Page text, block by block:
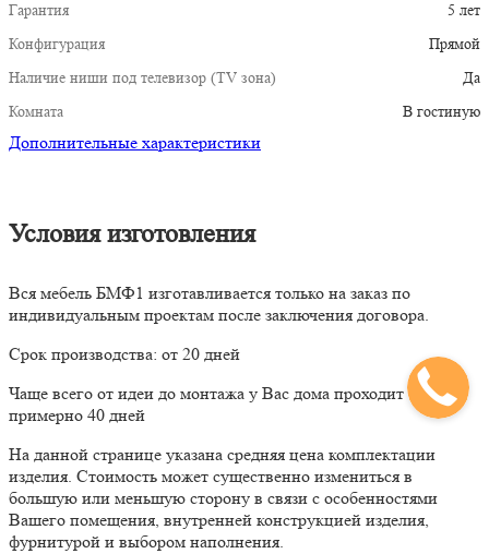
Гарантия
5 лет
Конфигурация
Прямой
Наличие ниши под телевизор (TV зона)
Да
Комната
В гостиную
Дополнительные характеристики
Условия изготовления
Вся мебель БМФ1 изготавливается только на заказ по
индивидуальным проектам после заключения договора.
Срок производства: от 20 дней
Чаще всего от идеи до монтажа у Вас дома проходит
примерно 40 дней
На данной странице указана средняя цена комплектации
изделия. Стоимость может существенно измениться в
большую или меньшую сторону в связи с особенностями
Вашего помещения, внутренней конструкцией изделия,
фурнитурой и выбором наполнения.